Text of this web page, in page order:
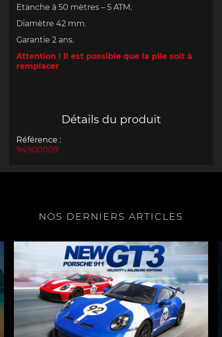
Etanche à 50 mètres – 5 ATM.
Diamètre 42 mm.
Garantie 2 ans.
Attention ! Il est possible que la pile soit à
remplacer
Détails du produit
Référence :
94900009
NOS DERNIERS ARTICLES